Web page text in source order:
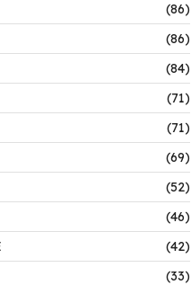
(86)
(86)
(84)
(71)
(71)
(69)
(52)
(46)
(42)
(33)